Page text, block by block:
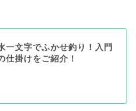
一文字でふかせ釣り！入門
仕掛けをご紹介！